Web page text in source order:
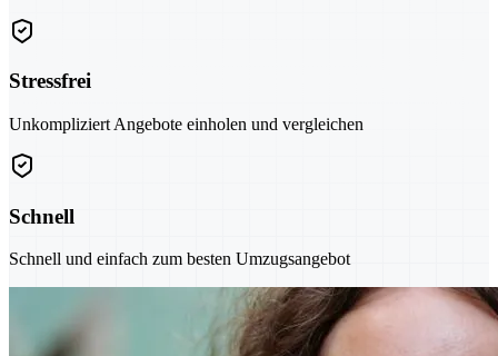
Stressfrei
Unkompliziert Angebote einholen und vergleichen
Schnell
Schnell und einfach zum besten Umzugsangebot